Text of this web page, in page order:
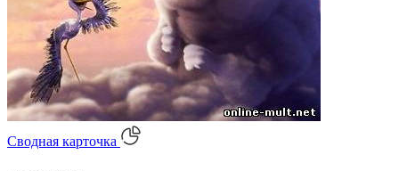
Сводная карточка